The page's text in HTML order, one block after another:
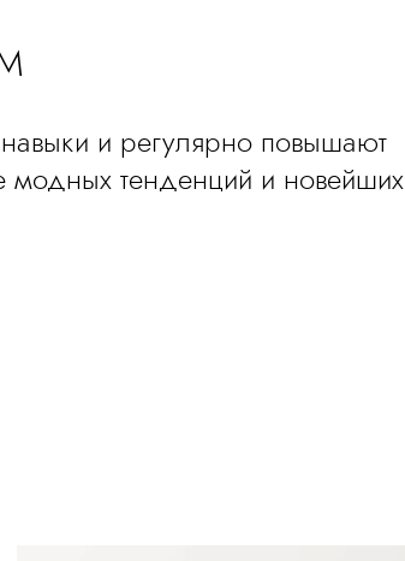
и регулярно повышают
модных тенденций и новейших